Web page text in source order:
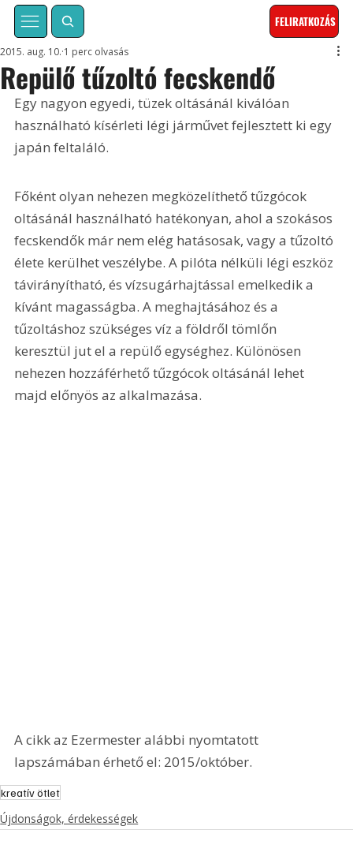
FELIRATKOZÁS
Repülő tűzoltó fecskendő
2015. aug. 10. 1 perc olvasás
Egy nagyon egyedi, tüzek oltásánál kiválóan
használható kísérleti légi járművet fejlesztett ki egy
japán feltaláló.
Főként olyan nehezen megközelíthető tűzgócok
oltásánál használható hatékonyan, ahol a szokásos
fecskendők már nem elég hatásosak, vagy a tűzoltó
élete kerülhet veszélybe. A pilóta nélküli légi eszköz
távirányítható, és vízsugárhajtással emelkedik a
kívánt magasságba. A meghajtásához és a
tűzoltáshoz szükséges víz a földről tömlőn
keresztül jut el a repülő egységhez. Különösen
nehezen hozzáférhető tűzgócok oltásánál lehet
majd előnyös az alkalmazása.
A cikk az Ezermester alábbi nyomtatott
lapszámában érhető el: 2015/október.
kreatív ötlet
Újdonságok, érdekességek